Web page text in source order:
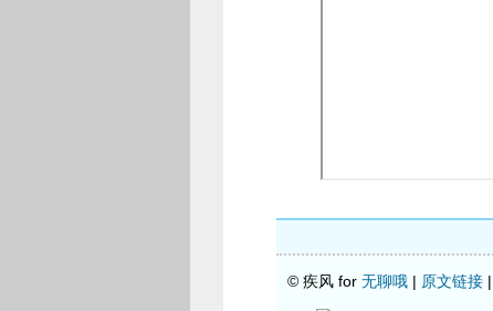
© 疾风 for 无聊哦 | 原文链接 |